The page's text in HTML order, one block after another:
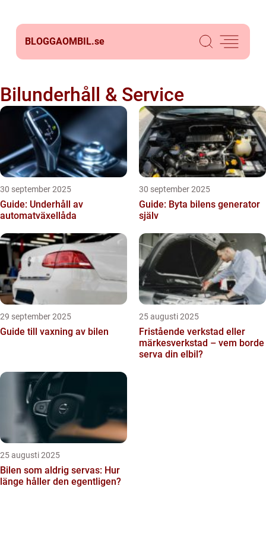
BLOGGAOMBIL.se
Bilunderhåll & Service
30 september 2025
Guide: Underhåll av
automatväxellåda
30 september 2025
Guide: Byta bilens generator
själv
29 september 2025
Guide till vaxning av bilen
25 augusti 2025
Fristående verkstad eller
märkesverkstad – vem borde
serva din elbil?
25 augusti 2025
Bilen som aldrig servas: Hur
länge håller den egentligen?